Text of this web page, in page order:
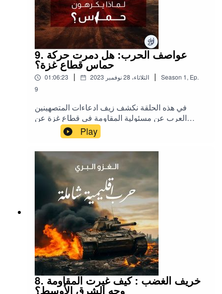
9. عواصف الحرب: هل دمرت حركة
حماس قطاع غزة؟
01:06:23 | الثلاثاء، 28 نوفمبر 2023 | Season 1, Ep.
9
في هذه الحلقة نكشف زيف ادعاءات المتصهينين
العرب عن مسئولية المقاومة في قطاع غزة عن
الدمار الهائل، وذلك في سياق تاريخي يتتبع النشأة
العربية لمقاومة الفلسطينية في وجهها اليساري
والاسلامي، وصولا للوضع الراهن
Play
8. خريف الغضب : كيف غيرت المقاومة
وجه الشرق الأوسط؟